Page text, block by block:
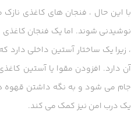
با این حال ، فنجان های کاغذی
نوشیدنی شوند. اما یک فنجان
، زیرا یک ساختار آستین داخلی دارد
آن دارد. افزودن مقوا یا آستین
جام می شود و به نگه داشتن قهوه
یک درب امن نیز کمک می کند.